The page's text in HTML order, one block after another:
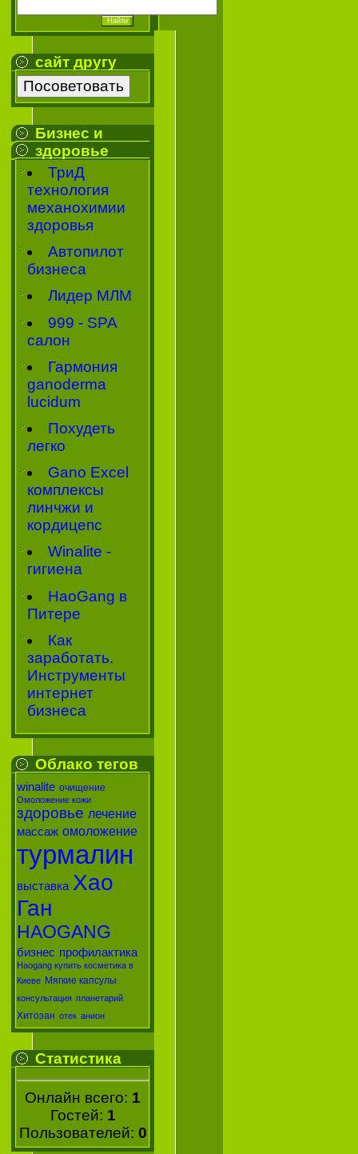
сайт другу
Бизнес и
здоровье
ТриД
технология
механохимии
здоровья
Автопилот
бизнеса
Лидер МЛМ
999 - SPA
салон
Гармония
ganoderma
lucidum
Похудеть
легко
Gano Excel
комплексы
линчжи и
кордицепс
Winalite -
гигиена
HaoGang в
Питере
Как
заработать.
Инструменты
интернет
бизнеса
Облако тегов
winalite очищение
Омоложение кожи
здоровье лечение
массаж омоложение
турмалин
выставка Хао
Ган
HAOGANG
бизнес профилактика
Haogang купить косметика в
Киеве Мягкие капсулы
консультация планетарий
Хитозан отек анион
Статистика
Онлайн всего: 1
Гостей: 1
Пользователей: 0